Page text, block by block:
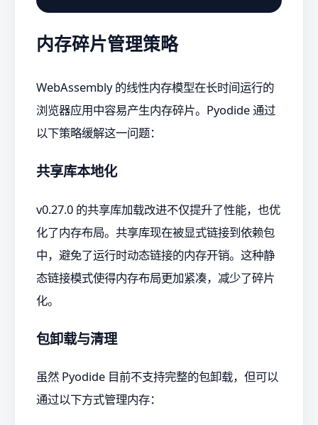
内存碎片管理策略
WebAssembly 的线性内存模型在长时间运行的
浏览器应用中容易产生内存碎片。Pyodide 通过
以下策略缓解这一问题：
共享库本地化
v0.27.0 的共享库加载改进不仅提升了性能，也优
化了内存布局。共享库现在被显式链接到依赖包
中，避免了运行时动态链接的内存开销。这种静
态链接模式使得内存布局更加紧凑，减少了碎片
化。
包卸载与清理
虽然 Pyodide 目前不支持完整的包卸载，但可以
通过以下方式管理内存：